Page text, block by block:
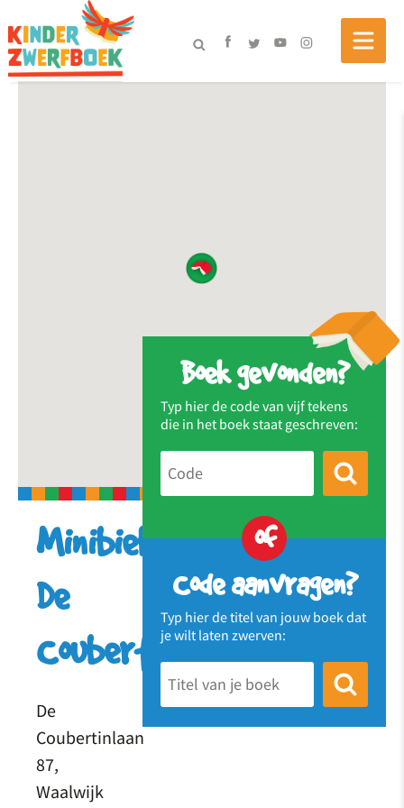
Boek gevonden?
Typ hier de code van vijf tekens
die in het boek staat geschreven:
of
Code aanvragen?
Typ hier de titel van jouw boek dat
je wilt laten zwerven:
Minibieb
De
Coubertinlaan
De
Coubertinlaan
87,
Waalwijk